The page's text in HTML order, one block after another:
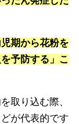
期から花粉を
予防する」こ
取り込む際、
が代表的です